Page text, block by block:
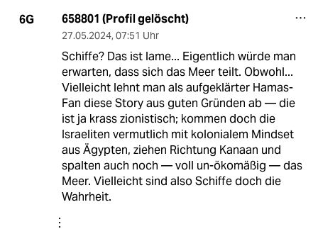
6G 658801 (Profil gelöscht)
27.05.2024, 07:51 Uhr
Schiffe? Das ist lame... Eigentlich würde man
erwarten, dass sich das Meer teilt. Obwohl...
Vielleicht lehnt man als aufgeklärter Hamas-
Fan diese Story aus guten Gründen ab — die
ist ja krass zionistisch; kommen doch die
Israeliten vermutlich mit kolonialem Mindset
aus Ägypten, ziehen Richtung Kanaan und
spalten auch noch — voll un-ökomäßig — das
Meer. Vielleicht sind also Schiffe doch die
Wahrheit.